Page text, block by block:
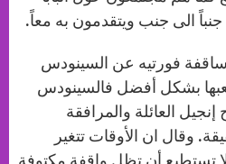
الى جنب ويتقدمون به معاً.
فورتيه عن السينودس
بشكل أفضل فالسينودس
العائلة والمرافقة
وقال ان الأوقات تتغير
لا تستطيع أن تظل واقفة مكتوفة